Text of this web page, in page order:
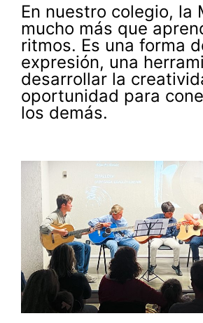
En nuestro colegio, la
mucho más que
ritmos. Es una forma
expresión, una
desarrollar la
oportunidad para
los demás.